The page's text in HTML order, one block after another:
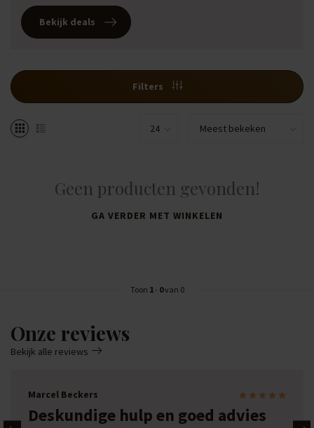
Bekijk deals
Filters
Geen producten gevonden!
GA VERDER MET WINKELEN
Toon 1- 0van 0
Onze reviews
Bekijk alle reviews
Marcel Beckers
Deskundige hulp en goed advies